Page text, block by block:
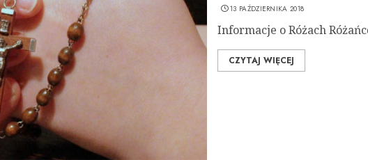
13 PAŹDZIERNIKA 2018
Informacje o Różach
CZYTAJ WIĘCEJ